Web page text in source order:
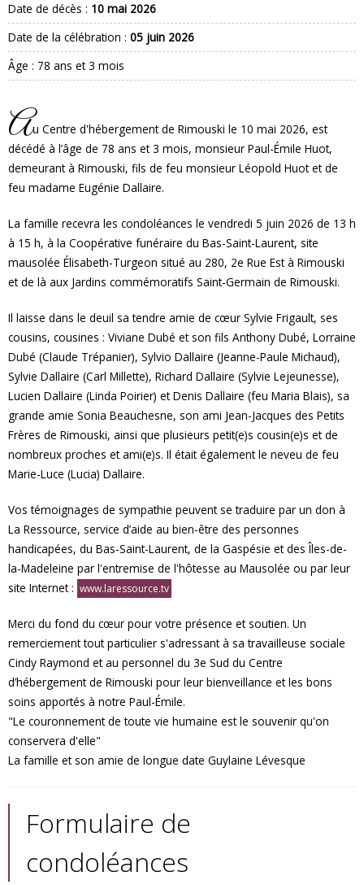
Date de décès : 10 mai 2026
Date de la célébration : 05 juin 2026
Âge : 78 ans et 3 mois
Au Centre d'hébergement de Rimouski le 10 mai 2026, est
décédé à l’âge de 78 ans et 3 mois, monsieur Paul-Émile Huot,
demeurant à Rimouski, fils de feu monsieur Léopold Huot et de
feu madame Eugénie Dallaire.
La famille recevra les condoléances le vendredi 5 juin 2026 de 13 h
à 15 h, à la Coopérative funéraire du Bas-Saint-Laurent, site
mausolée Élisabeth-Turgeon situé au 280, 2e Rue Est à Rimouski
et de là aux Jardins commémoratifs Saint-Germain de Rimouski.
Il laisse dans le deuil sa tendre amie de cœur Sylvie Frigault, ses
cousins, cousines : Viviane Dubé et son fils Anthony Dubé, Lorraine
Dubé (Claude Trépanier), Sylvio Dallaire (Jeanne-Paule Michaud),
Sylvie Dallaire (Carl Millette), Richard Dallaire (Sylvie Lejeunesse),
Lucien Dallaire (Linda Poirier) et Denis Dallaire (feu Maria Blais), sa
grande amie Sonia Beauchesne, son ami Jean-Jacques des Petits
Frères de Rimouski, ainsi que plusieurs petit(e)s cousin(e)s et de
nombreux proches et ami(e)s. Il était également le neveu de feu
Marie-Luce (Lucia) Dallaire.
Vos témoignages de sympathie peuvent se traduire par un don à
La Ressource, service d’aide au bien-être des personnes
handicapées, du Bas-Saint-Laurent, de la Gaspésie et des Îles-de-
la-Madeleine par l'entremise de l'hôtesse au Mausolée ou par leur
site Internet : www.laressource.tv
Merci du fond du cœur pour votre présence et soutien. Un
remerciement tout particulier s'adressant à sa travailleuse sociale
Cindy Raymond et au personnel du 3e Sud du Centre
d’hébergement de Rimouski pour leur bienveillance et les bons
soins apportés à notre Paul-Émile.
"Le couronnement de toute vie humaine est le souvenir qu'on
conservera d'elle"
La famille et son amie de longue date Guylaine Lévesque
Formulaire de
condoléances